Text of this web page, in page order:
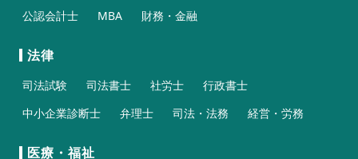
公認会計士
MBA 財務・金融
法律
司法試験 司法書士 社労士
行政書士
中小企業診断士
弁理士 司法・法務 経営・労務
医療・福祉